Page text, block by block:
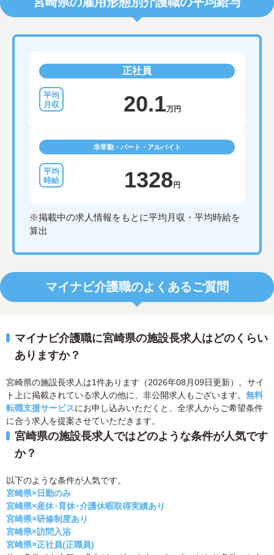
正社員
20.1万円
非常勤・パート・アルバイト
1328 円
※掲載中の求人情報をもとに平均月収・平均時給を
算出
マイナビ介護職のよくあるご質問
マイナビ介護職に宮崎県の施設長求人はどのくらい
ありますか？
宮崎県の施設長求人は1件あります（2026年08月09日更新）。サイ
ト上に掲載されている求人の他に、非公開求人もございます。 無料
転職支援サービスにお申し込みいただくと、全求人からご希望条件
に合う求人を提案させていただきます。
宮崎県の施設長求人ではどのような条件が人気です
か？
以下のような条件が人気です。
宮崎県×日勤のみ
宮崎県×産休･育休･介護休暇取得実績あり
宮崎県×研修制度あり
宮崎県×訪問入浴
宮崎県×正社員(正職員)